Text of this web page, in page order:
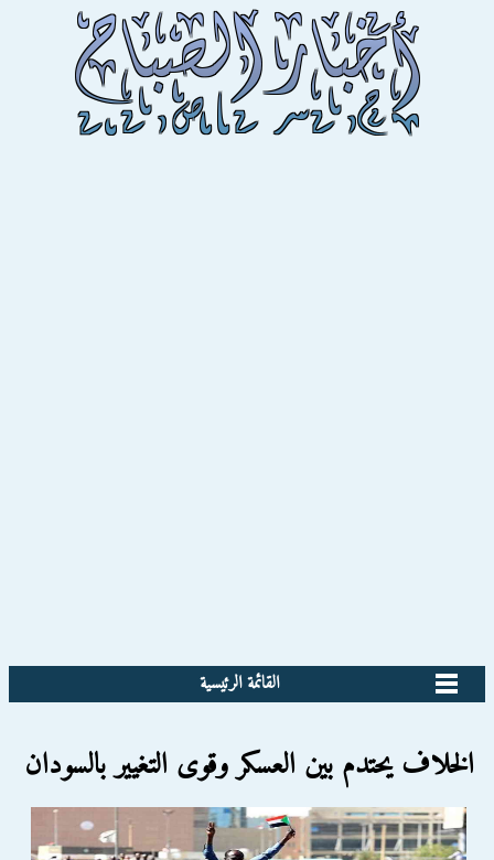
القائمة الرئيسية
الخلاف يحتدم بين العسكر وقوى التغيير بالسودان